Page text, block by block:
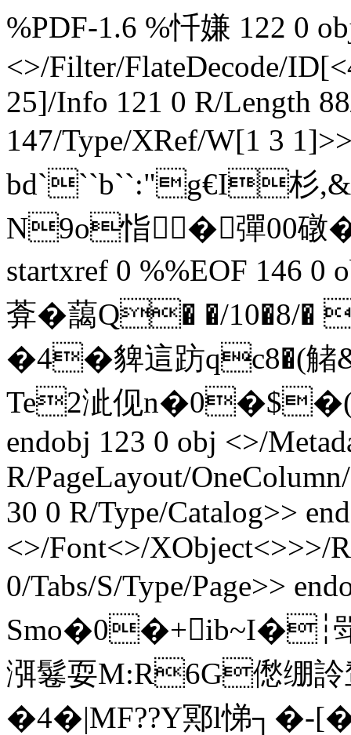
%PDF-1.6 %忏嫌 122 0
<>/Filter/FlateDecode/
25]/Info 121 0 R/Length
147/Type/XRef/W[1 3
bd```b``:"g€I杉,
N9o恉�彈00礅�
startxref 0 %%EOF 146 0
葊� 藹Q� �/10�8/�
�4�貏這趽qc8�(觰
Te2泚伣
endobj 123 0 obj <>/
R/PageLayout/
30 0 R/Type/Catalog>>
<>/Font<>/XObject<>>>/
0/Tabs/S/Type/Page>>
Smo�0�+ib~I�┆斝
渳鬈耍M:R6G僽绷詅
�4�|MF??Y鄍l悌┐�-